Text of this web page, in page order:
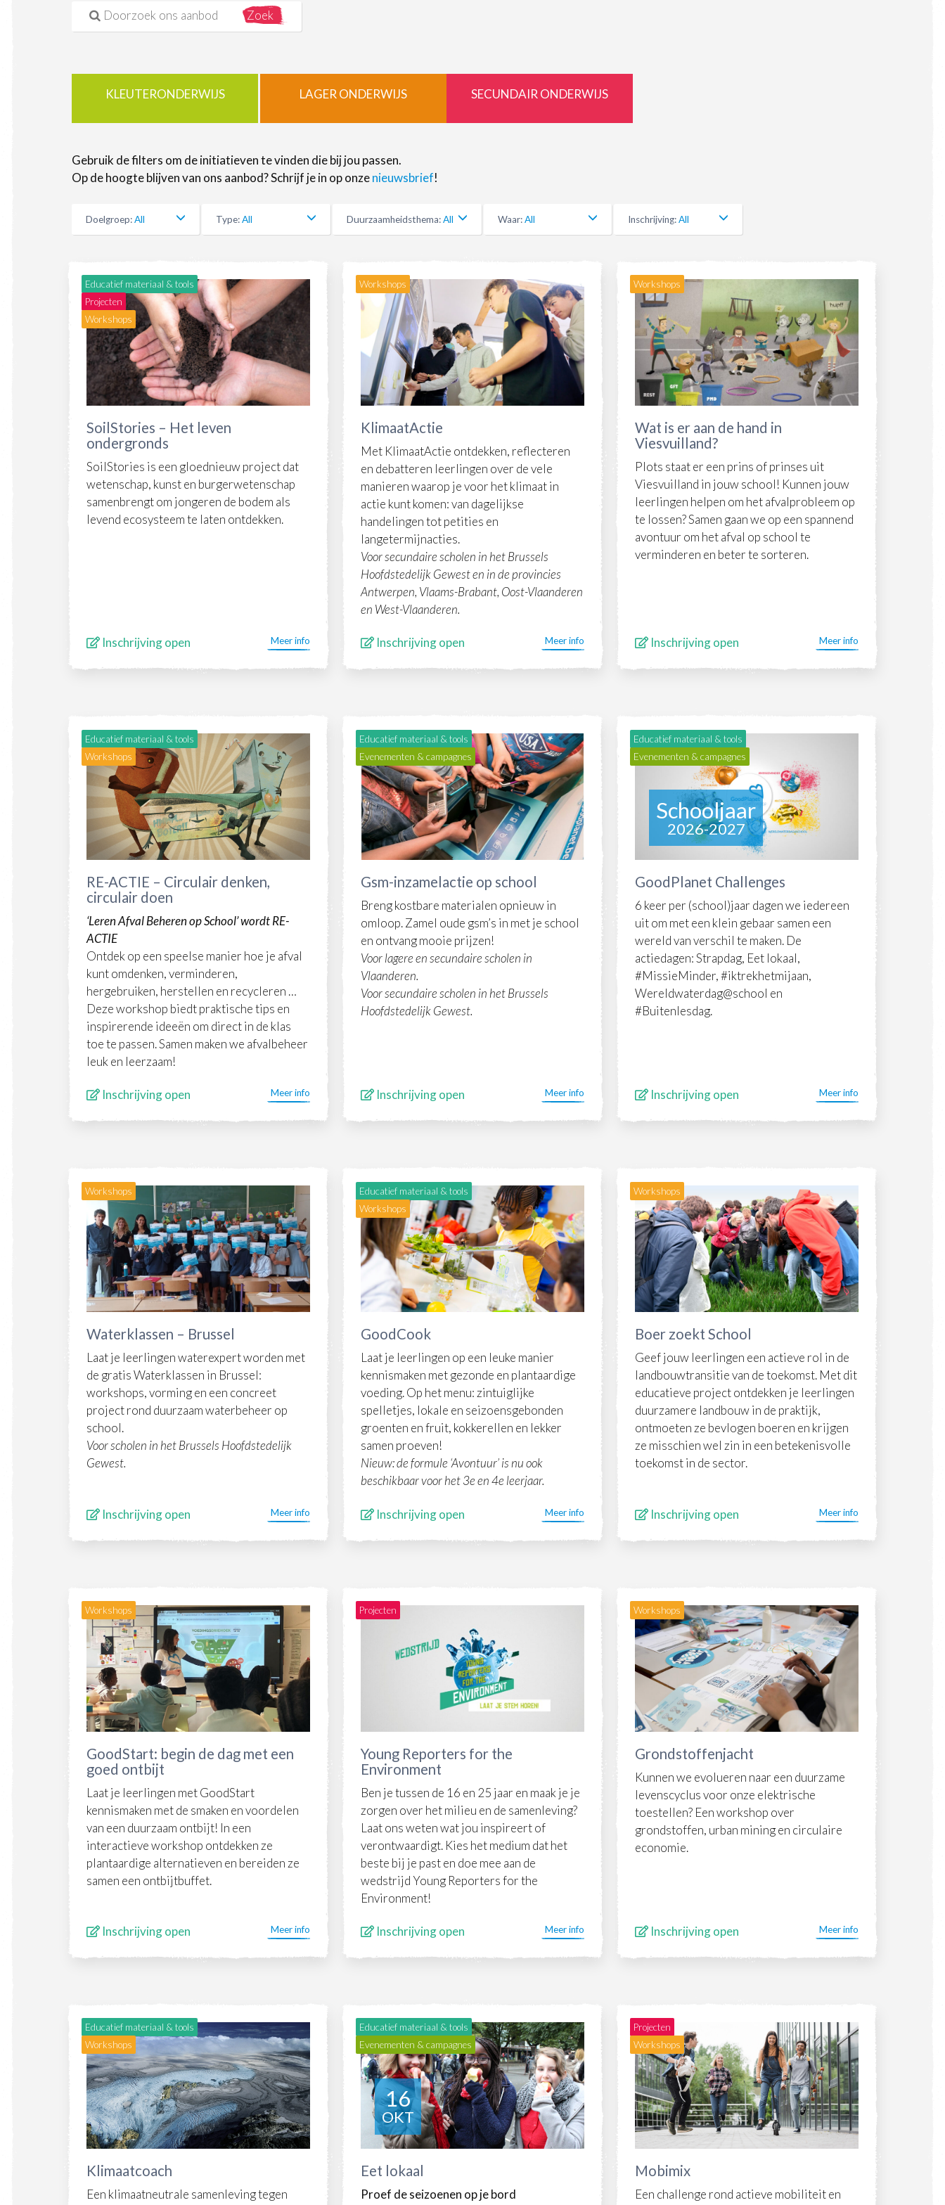
Search for:
KLEUTERONDERWIJS LAGER ONDERWIJS SECUNDAIR ONDERWIJS
Gebruik de filters om de initiatieven te vinden die bij jou passen.
Op de hoogte blijven van ons aanbod? Schrijf je in op onzenieuwsbrief!
Doelgroep:All Type:All Duurzaamheidsthema:All Waar:All Inschrijving:All
Educatief materiaal & tools
Projecten
Workshops
SoilStories – Het leven
ondergronds
SoilStories is een gloednieuw project dat
wetenschap, kunst en burgerwetenschap
samenbrengt om jongeren de bodem als
levend ecosysteem te laten ontdekken.
Inschrijving open Meer info
Workshops
KlimaatActie
Met KlimaatActie ontdekken, reflecteren
en debatteren leerlingen over de vele
manieren waarop je voor het klimaat in
actie kunt komen: van dagelijkse
handelingen tot petities en
langetermijnacties.
Voor secundaire scholen in het Brussels
Hoofdstedelijk Gewest en in de provincies
Antwerpen, Vlaams-Brabant, Oost-Vlaanderen
en West-Vlaanderen.
Inschrijving open Meer info
Workshops
Wat is er aan de hand in
Viesvuilland?
Plots staat er een prins of prinses uit
Viesvuilland in jouw school! Kunnen jouw
leerlingen helpen om het afvalprobleem op
te lossen? Samen gaan we op een spannend
avontuur om het afval op school te
verminderen en beter te sorteren.
Inschrijving open Meer info
Educatief materiaal & tools
Workshops
RE-ACTIE – Circulair denken,
circulair doen
‘Leren Afval Beheren op School’ wordt RE-
ACTIE
Ontdek op een speelse manier hoe je afval
kunt omdenken, verminderen,
hergebruiken, herstellen en recycleren …
Deze workshop biedt praktische tips en
inspirerende ideeën om direct in de klas
toe te passen. Samen maken we afvalbeheer
leuk en leerzaam!
Inschrijving open Meer info
Educatief materiaal & tools
Evenementen & campagnes
Gsm-inzamelactie op school
Breng kostbare materialen opnieuw in
omloop. Zamel oude gsm’s in met je school
en ontvang mooie prijzen!
Voor lagere en secundaire scholen in
Vlaanderen.
Voor secundaire scholen in het Brussels
Hoofdstedelijk Gewest.
Inschrijving open Meer info
Schooljaar
2026-2027
Educatief materiaal & tools
Evenementen & campagnes
GoodPlanet Challenges
6 keer per (school)jaar dagen we iedereen
uit om met een klein gebaar samen een
wereld van verschil te maken. De
actiedagen: Strapdag, Eet lokaal,
#MissieMinder, #iktrekhetmijaan,
Wereldwaterdag@school en
#Buitenlesdag.
Inschrijving open Meer info
Workshops
Waterklassen – Brussel
Laat je leerlingen waterexpert worden met
de gratis Waterklassen in Brussel:
workshops, vorming en een concreet
project rond duurzaam waterbeheer op
school.
Voor scholen in het Brussels Hoofdstedelijk
Gewest.
Inschrijving open Meer info
Educatief materiaal & tools
Workshops
GoodCook
Laat je leerlingen op een leuke manier
kennismaken met gezonde en plantaardige
voeding. Op het menu: zintuiglijke
spelletjes, lokale en seizoensgebonden
groenten en fruit, kokkerellen en lekker
samen proeven!
Nieuw: de formule ‘Avontuur’ is nu ook
beschikbaar voor het 3e en 4e leerjaar.
Inschrijving open Meer info
Workshops
Boer zoekt School
Geef jouw leerlingen een actieve rol in de
landbouwtransitie van de toekomst.​ Met dit
educatieve project ontdekken je leerlingen
duurzamere landbouw in de praktijk,
ontmoeten ze bevlogen boeren en krijgen
ze misschien wel zin in een betekenisvolle
toekomst in de sector.
Inschrijving open Meer info
Workshops
GoodStart: begin de dag met een
goed ontbijt
Laat je leerlingen met GoodStart
kennismaken met de smaken en voordelen
van een duurzaam ontbijt! In een
interactieve workshop ontdekken ze
plantaardige alternatieven en bereiden ze
samen een ontbijtbuffet.
Inschrijving open Meer info
Projecten
Young Reporters for the
Environment
Ben je tussen de 16 en 25 jaar en maak je je
zorgen over het milieu en de samenleving?
Laat ons weten wat jou inspireert of
verontwaardigt. Kies het medium dat het
beste bij je past en doe mee aan de
wedstrijd Young Reporters for the
Environment!
Inschrijving open Meer info
Workshops
Grondstoffenjacht
Kunnen we evolueren naar een duurzame
levenscyclus voor onze elektrische
toestellen? Een workshop over
grondstoffen, urban mining en circulaire
economie.
Inschrijving open Meer info
Educatief materiaal & tools
Workshops
Klimaatcoach
Een klimaatneutrale samenleving tegen
16
OKT
Educatief materiaal & tools
Evenementen & campagnes
Eet lokaal
Proef de seizoenen op je bord
Projecten
Workshops
Mobimix
Een challenge rond actieve mobiliteit en